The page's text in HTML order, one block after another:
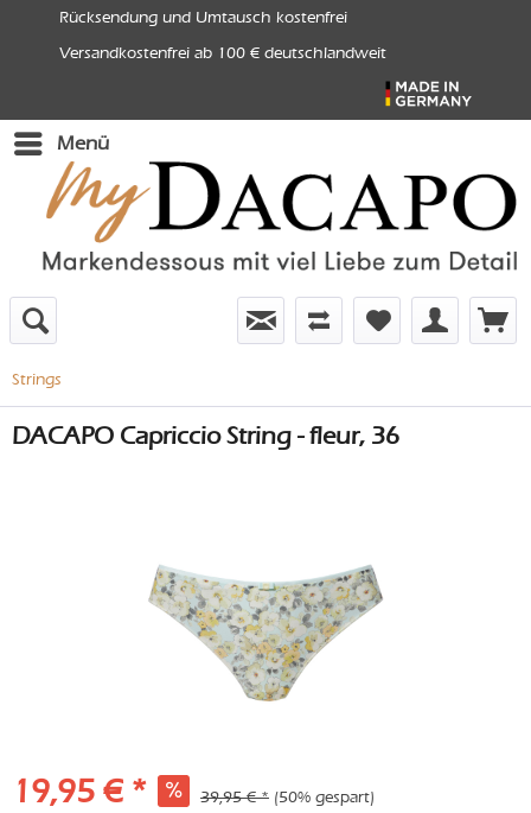
Rücksendung und Umtausch kostenfrei
Versandkostenfrei ab 100 € deutschlandweit
Menü
Strings
DACAPO Capriccio String - fleur, 36
19,95 € * 39,95 € * (50% gespart)